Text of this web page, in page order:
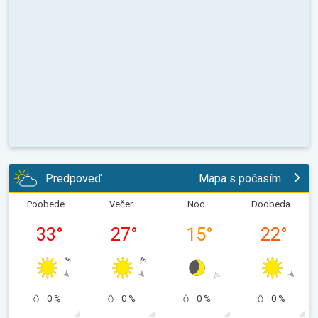
Predpoveď Mapa s počasím
Poobede
33°
0 %
Večer
27°
0 %
Noc
15°
0 %
Doobeda
22°
0 %